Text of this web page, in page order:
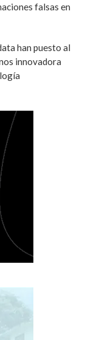
falsas en
han puesto al
innovadora